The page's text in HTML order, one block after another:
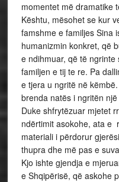
momentet më dramatike
Kështu, mësohet se kur
famshme e familjes Sina
humanizmin konkret, që
e ndihmuar, që të
familjen e tij te re. Pa
e tjera u ngritë në
brenda natës i ngritën
Duke shfrytëzuar mjetet
ndërtimit asokohe, ata e
materiali i përdorur
thupra dhe më pas e
Kjo ishte gjendja e
e Shqipërisë, që askohe